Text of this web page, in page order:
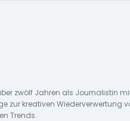
zwölf Jahren als Journalistin
zur kreativen
Trends.